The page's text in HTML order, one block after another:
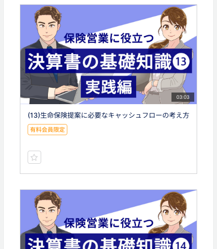
03:03
(13)生命保険提案に必要なキャッシュフローの考え方
有料会員限定